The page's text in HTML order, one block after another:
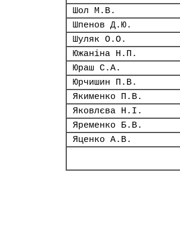
Шол М.В.
Шпенов Д.Ю.
Шуляк О.О.
Южаніна Н.П.
Юраш С.А.
Юрчишин П.В.
Якименко П.В.
Яковлєва Н.І.
Яременко Б.В.
Яценко А.В.